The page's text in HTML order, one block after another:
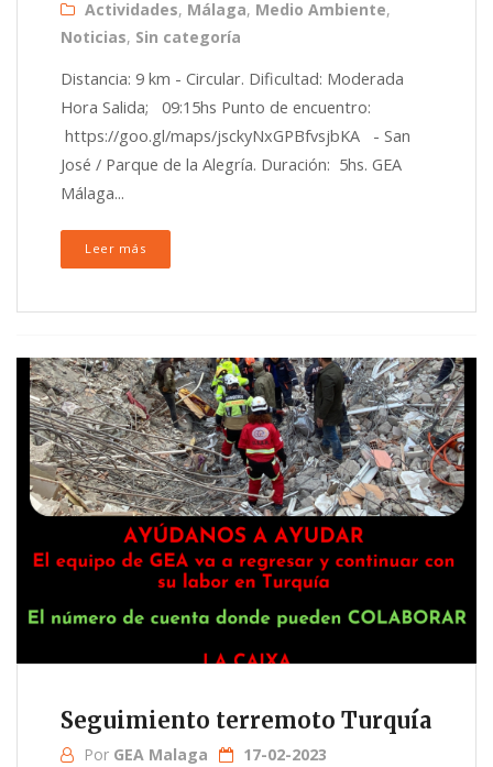
Actividades, Málaga, Medio Ambiente,
Noticias, Sin categoría
Distancia: 9 km - Circular. Dificultad: Moderada
Hora Salida; 09:15hs Punto de encuentro:
https://goo.gl/maps/jsckyNxGPBfvsjbKA - San
José / Parque de la Alegría. Duración: 5hs. GEA
Málaga...
Leer más
Seguimiento terremoto Turquía
Por GEA Malaga
17-02-2023